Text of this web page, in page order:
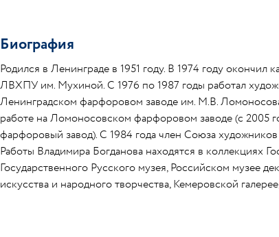
Биография
Родился в Ленинграде в 1951 году. В 1974 году окончил
ЛВХПУ им. Мухиной. С 1976 по 1987 годы работал
Ленинградском фарфоровом заводе им. М.В.
работе на Ломоносовском фарфоровом заводе (с 2005
фарфоровый завод). С 1984 года член Союза
Работы Владимира Богданова находятся в коллекциях
Государственного Русского музея, Российском музее
искусства и народного творчества, Кемеровской